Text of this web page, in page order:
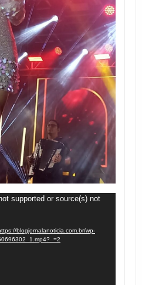
supported or source(s) not
blogjornalanoticia.com.br/wp-